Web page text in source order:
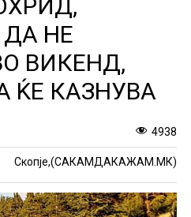
НЕ
ВИКЕНД,
ЌЕ КАЗНУВА
4938
Скопје,(САКАМДАКАЖАМ.МК)